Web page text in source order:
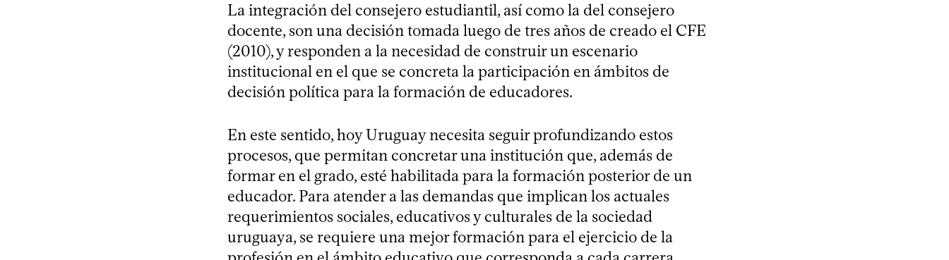
La integración del consejero estudiantil, así como la del consejero
docente, son una decisión tomada luego de tres años de creado el CFE
(2010), y responden a la necesidad de construir un escenario
institucional en el que se concreta la participación en ámbitos de
decisión política para la formación de educadores.
En este sentido, hoy Uruguay necesita seguir profundizando estos
procesos, que permitan concretar una institución que, además de
formar en el grado, esté habilitada para la formación posterior de un
educador. Para atender a las demandas que implican los actuales
requerimientos sociales, educativos y culturales de la sociedad
uruguaya, se requiere una mejor formación para el ejercicio de la